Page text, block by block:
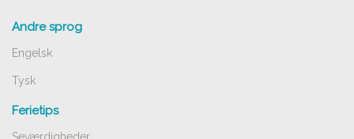
Andre sprog
Engelsk
Tysk
Ferietips